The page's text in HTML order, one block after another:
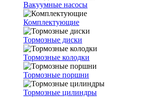
Вакуумные насосы
Комплектующие
Тормозные диски
Тормозные колодки
Тормозные поршни
Тормозные цилиндры